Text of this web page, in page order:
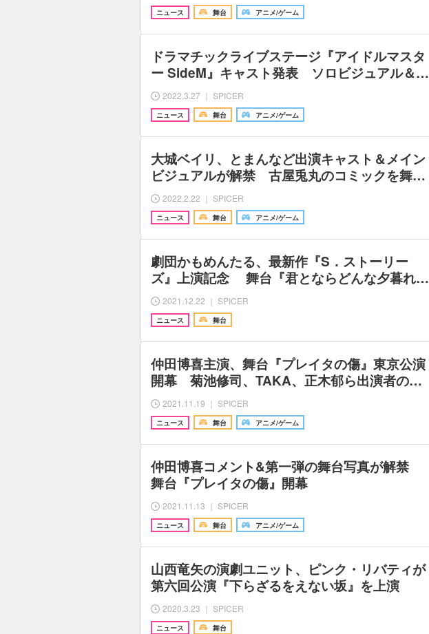
ニュース 舞台 アニメ/ゲーム
ドラマチックライブステージ『アイドルマスタ
ー SideM』キャスト発表 ソロビジュアル＆…
2022.3.27 ｜ SPICER
ニュース 舞台 アニメ/ゲーム
大城ベイリ、とまんなど出演キャスト＆メイン
ビジュアルが解禁 古屋兎丸のコミックを舞…
2022.2.22 ｜ SPICER
ニュース 舞台 アニメ/ゲーム
劇団かもめんたる、最新作『S．ストーリー
ズ』上演記念 舞台『君とならどんな夕暮れ…
2021.12.22 ｜ SPICER
ニュース 舞台
仲田博喜主演、舞台『プレイタの傷』東京公演
開幕 菊池修司、TAKA、正木郁ら出演者の…
2021.11.19 ｜ SPICER
ニュース 舞台 アニメ/ゲーム
仲田博喜コメント&第一弾の舞台写真が解禁
舞台『プレイタの傷』開幕
2021.11.13 ｜ SPICER
ニュース 舞台 アニメ/ゲーム
山西竜矢の演劇ユニット、ピンク・リバティが
第六回公演『下らざるをえない坂』を上演
2020.3.23 ｜ SPICER
ニュース 舞台